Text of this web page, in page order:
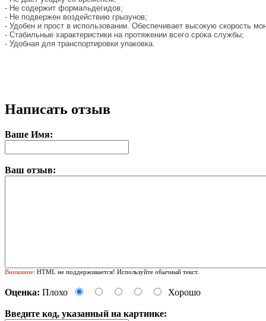
- Не содержит формальдегидов;
- Не подвержен воздействию грызунов;
- Удобен и прост в использовании. Обеспечивает высокую скорость
- Стабильные характеристики на протяжении всего срока службы;
- Удобная для транспортировки упаковка.
Написать отзыв
Ваше Имя:
Ваш отзыв:
Внимание: HTML не поддерживается! Используйте обычный текст.
Оценка: Плохо Хорошо
Введите код, указанный на картинке: